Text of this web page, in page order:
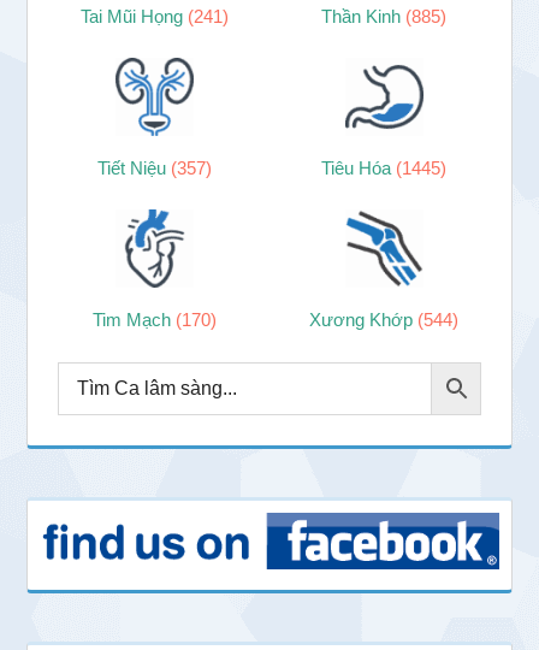
Tai Mũi Họng (241) Thần Kinh (885)
Tiết Niệu (357) Tiêu Hóa (1445)
Tim Mạch (170) Xương Khớp (544)